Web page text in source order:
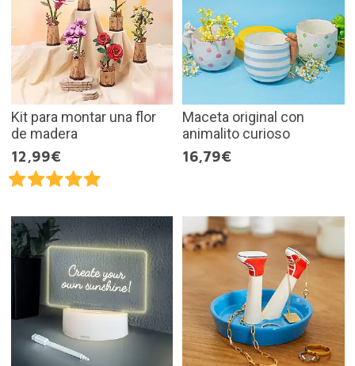
Kit para montar una flor
de madera
12,99€
Maceta original con
animalito curioso
16,79€